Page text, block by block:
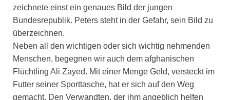
zeichnete einst ein genaues Bild der jungen
Bundesrepublik. Peters steht in der Gefahr, sein Bild zu
überzeichnen.
Neben all den wichtigen oder sich wichtig nehmenden
Menschen, begegnen wir auch dem afghanischen
Flüchtling Ali Zayed. Mit einer Menge Geld, versteckt im
Futter seiner Sporttasche, hat er sich auf den Weg
gemacht. Den Verwandten, der ihm angeblich helfen